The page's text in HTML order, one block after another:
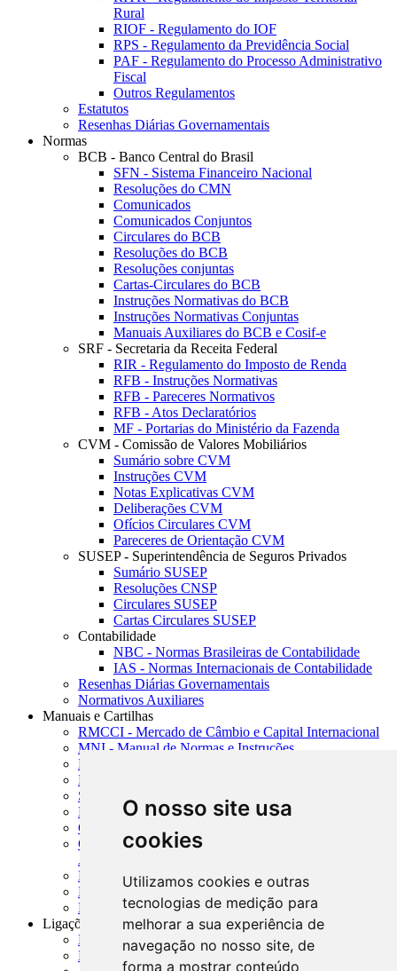
O nosso site usa
cookies
Utilizamos cookies e outras
tecnologias de medição para
melhorar a sua experiência de
navegação no nosso site, de
forma a mostrar conteúdo
Rural
RIOF - Regulamento do IOF
RPS - Regulamento da Previdência Social
PAF - Regulamento do Processo Administrativo
Fiscal
Outros Regulamentos
Estatutos
Resenhas Diárias Governamentais
Normas
BCB - Banco Central do Brasil
SFN - Sistema Financeiro Nacional
Resoluções do CMN
Comunicados
Comunicados Conjuntos
Circulares do BCB
Resoluções do BCB
Resoluções conjuntas
Cartas-Circulares do BCB
Instruções Normativas do BCB
Instruções Normativas Conjuntas
Manuais Auxiliares do BCB e Cosif-e
SRF - Secretaria da Receita Federal
RIR - Regulamento do Imposto de Renda
RFB - Instruções Normativas
RFB - Pareceres Normativos
RFB - Atos Declaratórios
MF - Portarias do Ministério da Fazenda
CVM - Comissão de Valores Mobiliários
Sumário sobre CVM
Instruções CVM
Notas Explicativas CVM
Deliberações CVM
Ofícios Circulares CVM
Pareceres de Orientação CVM
SUSEP - Superintendência de Seguros Privados
Sumário SUSEP
Resoluções CNSP
Circulares SUSEP
Cartas Circulares SUSEP
Contabilidade
NBC - Normas Brasileiras de Contabilidade
IAS - Normas Internacionais de Contabilidade
Resenhas Diárias Governamentais
Normativos Auxiliares
Manuais e Cartilhas
RMCCI - Mercado de Câmbio e Capital Internacional
MNI - Manual de Normas e Instruções
MTVM - Manual de Títulos e Valores Mobiliários
MCR - Manual de Crédito Rural
SISORF - Manual de Organização do SFN
MASUP - Manual de Supervisão Bancária
CADOC - Catálogo de Documentos
CNAE-CONCLA - Classificação Nacional de
Atividades Econômicas
PMF - Cartilhas do BCB
Manuais Auxiliares do BCB e Cosif-e
Resenhas Diárias Governamentais
Ligações Externas
Links Úteis
Presidência da República